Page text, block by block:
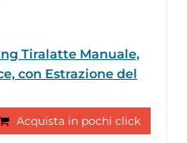
Tiralatte Manuale,
con Estrazione del
Acquista in pochi click